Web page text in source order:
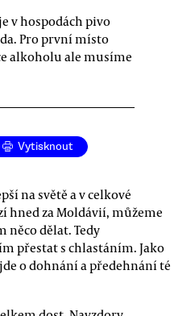
v hospodách pivo
Pro první místo
alkoholu ale musíme
Vytisknout
na světě a v celkové
za Moldávií, můžeme
něco dělat. Tedy
přestat s chlastáním. Jako
o dohnání a předehnání té